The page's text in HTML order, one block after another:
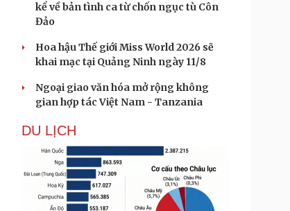
kể về bản tình ca từ chốn ngục tù Côn
Đảo
Hoa hậu Thế giới Miss World 2026 sẽ
khai mạc tại Quảng Ninh ngày 11/8
Ngoại giao văn hóa mở rộng không
gian hợp tác Việt Nam - Tanzania
DU LỊCH